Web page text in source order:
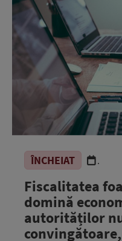
ÎNCHEIAT .
Fiscalitatea
domină
autorităților